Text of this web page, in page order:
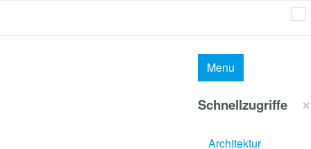
Menu
×
Schnellzugriffe
Architektur